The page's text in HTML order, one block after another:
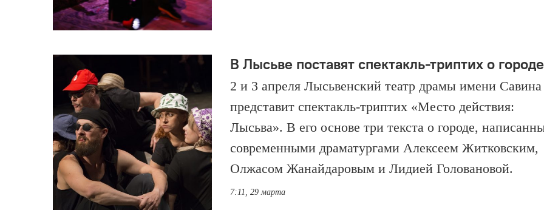
В Лысьве поставят спектакль-триптих о городе
2 и 3 апреля Лысьвенский театр драмы имени Савина
представит спектакль-триптих «Место действия:
Лысьва». В его основе три текста о городе,
современными драматургами Алексеем Житковским,
Олжасом Жанайдаровым и Лидией Головановой.
7:11, 29 марта